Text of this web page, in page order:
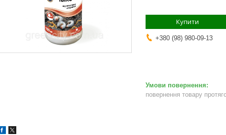
Купити
+380 (98) 980-09-13
повернення товару